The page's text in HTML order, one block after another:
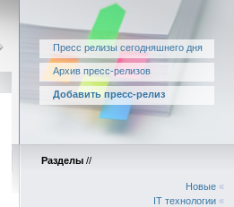
Пресс релизы сегодняшнего дня
Архив пресс-релизов
Добавить пресс-релиз
Разделы //
Новые «
IT технологии «